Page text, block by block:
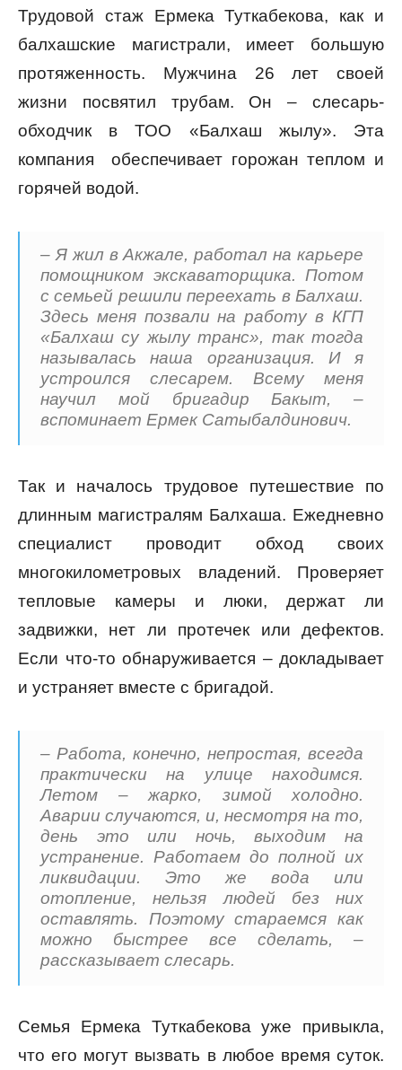
Трудовой стаж Ермека Туткабекова, как и
балхашские магистрали, имеет большую
протяженность. Мужчина 26 лет своей
жизни посвятил трубам. Он – слесарь-
обходчик в ТОО «Балхаш жылу». Эта
компания обеспечивает горожан теплом и
горячей водой.
– Я жил в Акжале, работал на карьере
помощником экскаваторщика. Потом
с семьей решили переехать в Балхаш.
Здесь меня позвали на работу в КГП
«Балхаш су жылу транс», так тогда
называлась наша организация. И я
устроился слесарем. Всему меня
научил мой бригадир Бакыт, –
вспоминает Ермек Сатыбалдинович.
Так и началось трудовое путешествие по
длинным магистралям Балхаша. Ежедневно
специалист проводит обход своих
многокилометровых владений. Проверяет
тепловые камеры и люки, держат ли
задвижки, нет ли протечек или дефектов.
Если что-то обнаруживается – докладывает
и устраняет вместе с бригадой.
– Работа, конечно, непростая, всегда
практически на улице находимся.
Летом – жарко, зимой холодно.
Аварии случаются, и, несмотря на то,
день это или ночь, выходим на
устранение. Работаем до полной их
ликвидации. Это же вода или
отопление, нельзя людей без них
оставлять. Поэтому стараемся как
можно быстрее все сделать, –
рассказывает слесарь.
Семья Ермека Туткабекова уже привыкла,
что его могут вызвать в любое время суток.